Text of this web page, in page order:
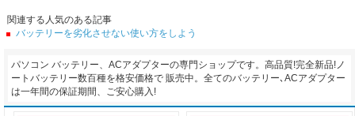
関連する人気のある記事
バッテリーを劣化させない使い方をしよう
パソコン バッテリー、ACアダプターの専門ショップです。高品質!完全新品!ノ
ートバッテリー数百種を格安価格で 販売中。全てのバッテリー､ACアダプター
は一年間の保証期間、ご安心購入!